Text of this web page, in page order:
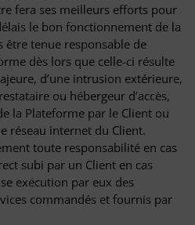
fera ses meilleurs efforts pour
le bon fonctionnement de la
être tenue responsable de
dès lors que celle-ci résulte
d’une intrusion extérieure,
ou hébergeur d’accès,
la Plateforme par le Client ou
réseau internet du Client.
toute responsabilité en cas
subi par un Client en cas
exécution par eux des
commandés et fournis par